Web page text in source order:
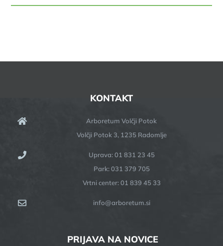
KONTAKT
Arboretum Volčji Potok
Volčji Potok 3, 1235 Radomlje
Uprava: 01 831 23 45
Park: 031 379 705
Vrtni center: 01 839 45 33
info@arboretum.si
PRIJAVA NA NOVICE